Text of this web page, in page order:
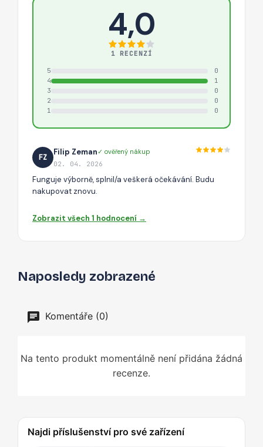
4,0
1 RECENZÍ
5
0
4
1
3
0
2
0
1
0
FZ
Filip Zeman✓ ověřený nákup
02. 04. 2026
Funguje výborně, splnil/a veškerá očekávání. Budu
nakupovat znovu.
Zobrazit všech 1 hodnocení →
Naposledy zobrazené
Komentáře (0)
Na tento produkt momentálně není přidána žádná
recenze.
Najdi příslušenství pro své zařízení